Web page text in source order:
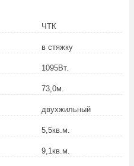
ЧТК
в стяжку
1095Вт.
73,0м.
двухжильный
5,5кв.м.
9,1кв.м.